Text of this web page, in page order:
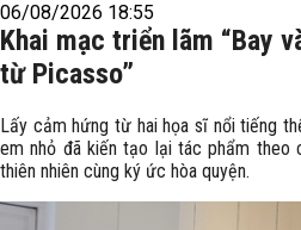
06/08/2026 18:55
Khai mạc triển lãm “Bay
từ Picasso”
Lấy cảm hứng từ hai họa sĩ nổi tiếng
em nhỏ đã kiến tạo lại tác phẩm theo
thiên nhiên cùng ký ức hòa quyện.